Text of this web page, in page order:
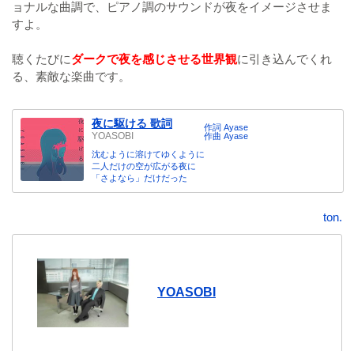
ョナルな曲調で、ピアノ調のサウンドが夜をイメージさせま
すよ。
聴くたびにダークで夜を感じさせる世界観に引き込んでくれ
る、素敵な楽曲です。
夜に駆ける 歌詞
YOASOBI
作詞 Ayase
作曲 Ayase
沈むように溶けてゆくように
二人だけの空が広がる夜に
「さよなら」だけだった
ton.
YOASOBI